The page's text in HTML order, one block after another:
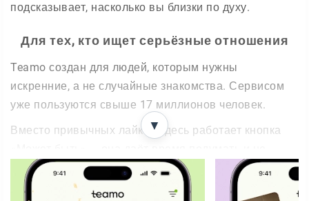
подсказывает, насколько вы близки по духу.
Для тех, кто ищет серьёзные отношения
Teamo создан для людей, которым нужны
искренние, а не случайные знакомства. Сервисом
уже пользуются свыше 17 миллионов человек.
Вместо привычных лайков здесь работает кнопка
торопиться с решением. А если возникнут вопросы,
на связи служба поддержки.
▼